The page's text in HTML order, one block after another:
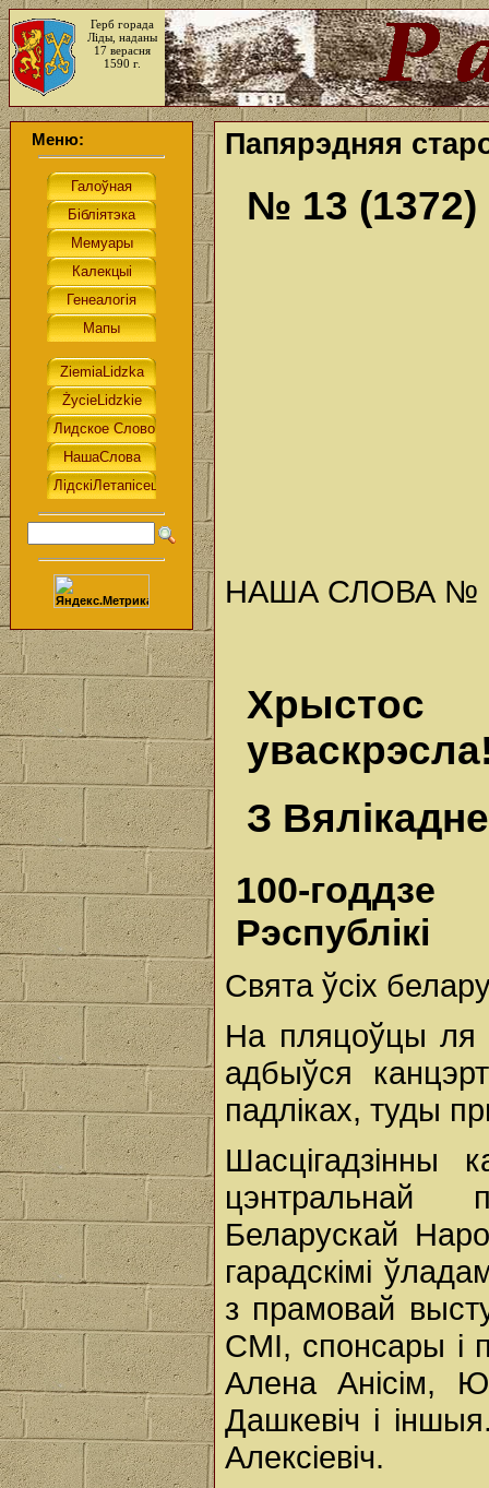
Герб горада
Ліды, наданы
17 верасня
1590 г.
Меню: Папярэдняя
№ 13 (1372)
НАША СЛОВА № 13
Хрыстос
З
100-
Рэспублікі
Свята ўсіх
На пляцоўцы ля
адбыўся
падліках, туды
Шасцігадзінны
цэнтральнай
Беларускай
гарадскімі
з прамовай
СМІ, спонсары і
Алена Анісім,
Дашкевіч і
Алексіевіч.